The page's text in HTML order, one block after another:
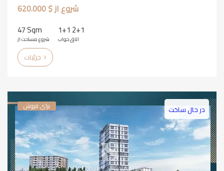
شروع از $ 620.000
47 Sqm
شروع مساحت از
1+1 2+1
اتاق خواب
برای فروش در حال ساخت